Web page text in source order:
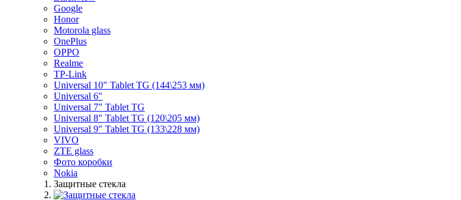
Google
Honor
Motorola glass
OnePlus
OPPO
Realme
TP-Link
Universal 10" Tablet TG (144\253 мм)
Universal 6"
Universal 7" Tablet TG
Universal 8" Tablet TG (120\205 мм)
Universal 9" Tablet TG (133\228 мм)
VIVO
ZTE glass
Фото коробки
Nokia
Защитные стекла